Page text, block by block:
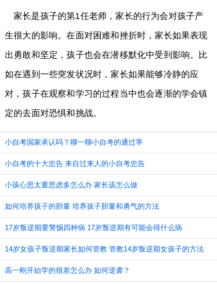
家长是孩子的第1任老师，家长的行为会对孩子产
生很大的影响。在面对困难和挫折时，家长如果表现
出勇敢和坚定，孩子也会在潜移默化中受到影响。比
如在遇到一些突发状况时，家长如果能够冷静的应
对，孩子在观察和学习的过程当中也会逐渐的学会镇
定的去面对恐惧和挑战。
小自考国家承认吗？聊一聊小自考的通过率
小自考的十大忠告 来自过来人的小自考忠告
小孩心思太重思虑多怎么办 家长该怎么做
如何培养孩子的胆量 培养孩子胆量和勇气的方法
17岁叛逆期要警惕四种病 17岁叛逆期有可能会得什么病
14岁女孩子叛逆期家长如何管教 管教14岁叛逆期女孩子的方法
高一刚开始学的很差怎么办 如何逆袭？